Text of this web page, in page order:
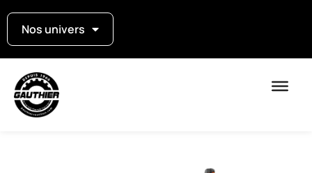
Nos univers